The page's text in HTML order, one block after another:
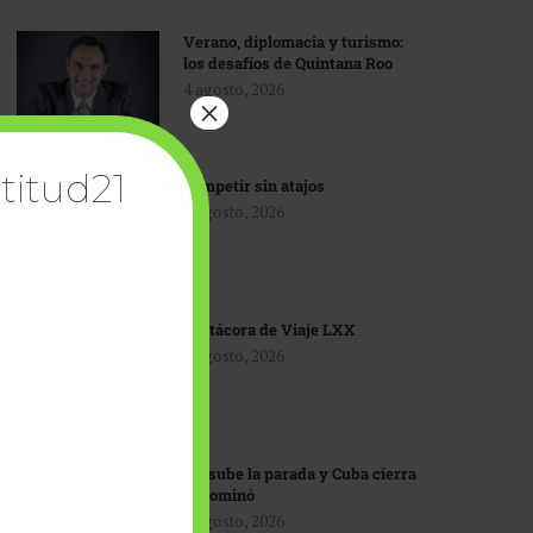
Verano, diplomacia y turismo:
los desafíos de Quintana Roo
4 agosto, 2026
Competir sin atajos
4 agosto, 2026
Bitácora de Viaje LXX
3 agosto, 2026
EU sube la parada y Cuba cierra
el dominó
3 agosto, 2026
×